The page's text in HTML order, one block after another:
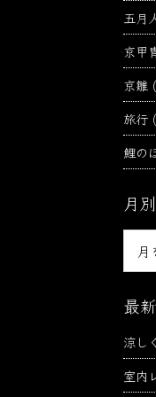
五月
京甲
京雛
旅行
鯉の
月
ー
イ
ブ
最
涼し
室内